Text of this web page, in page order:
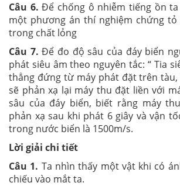
Câu 6. Để chống ô nhiễm tiếng ồn ta
một phương án thí nghiệm chứng
trong chất lỏng
Câu 7. Để đo độ sâu của đáy biển
phát siêu âm theo nguyên tắc: “ Tia
thẳng đứng từ máy phát đặt trên tàu,
sẽ phản xạ lại máy thu đặt liền với
sâu của đáy biển, biết rằng máy
phản xạ sau khi phát 6 giây và vận
trong nước biển là 1500m/s.
Lời giải chi tiết
Câu 1. Ta nhìn thấy một vật khi có
chiếu vào mắt ta.